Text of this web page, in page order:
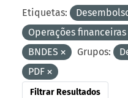
Etiquetas:
Operações financeiras
BNDES
Grupos:
PDF
Filtrar Resultados